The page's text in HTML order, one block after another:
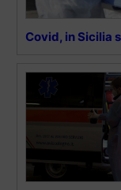
Covid, in Sicilia